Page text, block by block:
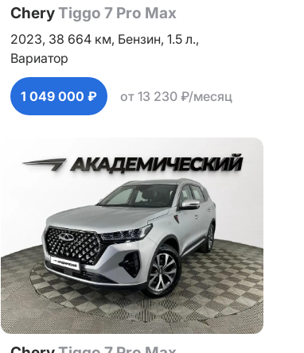
CheryTiggo 7 Pro Max
2023, 38 664 км, Бензин, 1.5 л.,
Вариатор
1 049 000 ₽ от 13 230 ₽/месяц